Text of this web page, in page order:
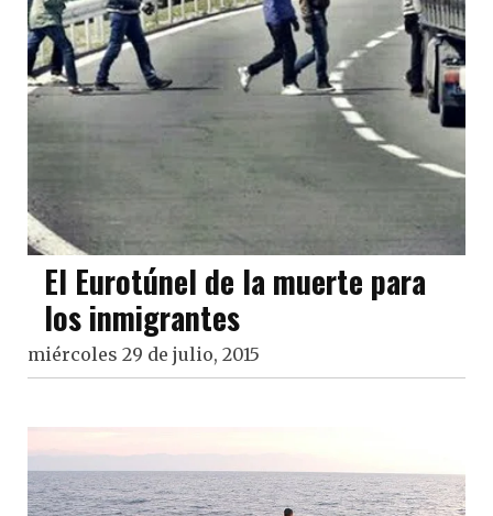
El Eurotúnel de la muerte para
los inmigrantes
miércoles 29 de julio, 2015